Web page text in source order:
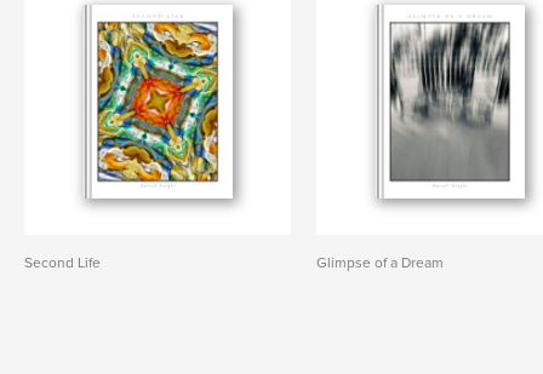
Second Life Glimpse of a Dream